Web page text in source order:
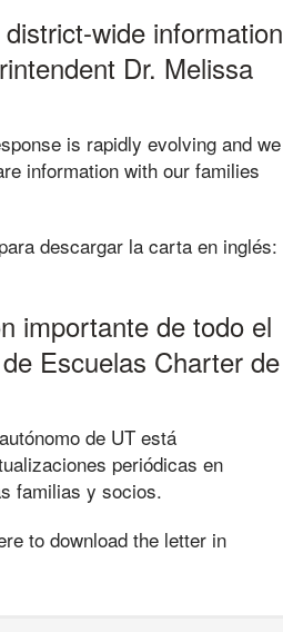
wide information
Dr. Melissa
is rapidly evolving and we
information with our families
descargar la carta en inglés:
importante de todo el
Escuelas Charter de
de UT está
periódicas en
familias y socios.
to download the letter in